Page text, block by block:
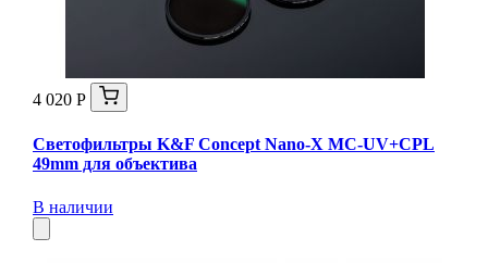
4 020 Р
Светофильтры K&F Concept Nano-X MC-UV+CPL
49mm для объектива
В наличии